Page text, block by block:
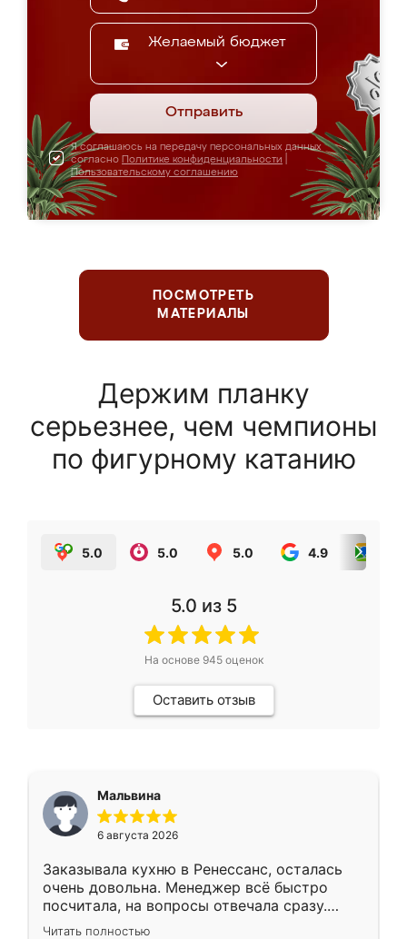
Желаемый бюджет
Отправить
Я соглашаюсь на передачу персональных данных
согласно Политике конфиденциальности
Пользовательскому соглашению
ПОСМОТРЕТЬ
МАТЕРИАЛЫ
Держим планку
серьезнее, чем чемпионы
по фигурному катанию
5.0 5.0 5.0 4.9
5.0 из 5
На основе 945оценок
Оставить отзыв
Мальвина
6 августа 2026
Заказывала кухню в Ренессанс, осталась
очень довольна. Менеджер всё быстро
посчитала, на вопросы отвечала сразу.
Замерщик приехал в субботу, подошёл к
Читать полностью